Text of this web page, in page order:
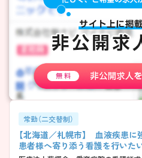
常勤（二交替制）
【北海道／札幌市】 血液疾患に
患者様へ寄り添う看護を行いた